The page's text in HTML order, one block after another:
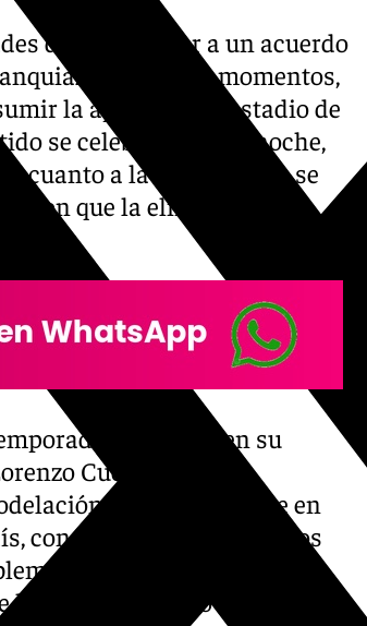
deberán llegar a un acuerdo
En estos momentos,
la apertura del estadio de
se celebrará por la noche,
cuanto a la iluminación se
que la eliminatoria se
horas.
sin jugar en su
Cuevas, que se
para convertirse en
con un aforo superior a los
burocráticos han
está obligando a jugar en